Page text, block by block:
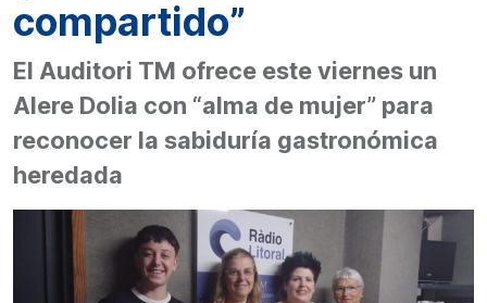
compartido”
El Auditori TM ofrece este viernes un
Alere Dolia con “alma de mujer” para
reconocer la sabiduría gastronómica
heredada